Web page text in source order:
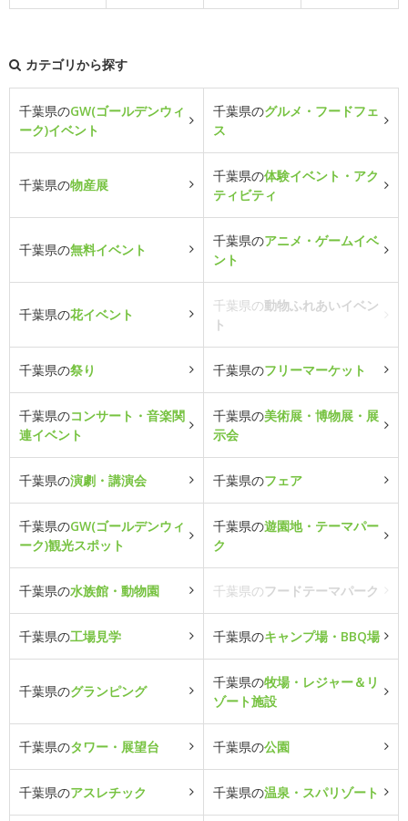
カテゴリから探す
千葉県のGW(ゴールデンウィ
ーク)イベント
千葉県のグルメ・フードフェ
ス
千葉県の物産展
千葉県の体験イベント・アク
ティビティ
千葉県の無料イベント
千葉県のアニメ・ゲームイベ
ント
千葉県の花イベント
千葉県の動物ふれあいイベン
ト
千葉県の祭り 千葉県のフリーマーケット
千葉県のコンサート・音楽関
連イベント
千葉県の美術展・博物展・展
示会
千葉県の演劇・講演会 千葉県のフェア
千葉県のGW(ゴールデンウィ
ーク)観光スポット
千葉県の遊園地・テーマパー
ク
千葉県の水族館・動物園 千葉県のフードテーマパーク
千葉県の工場見学 千葉県のキャンプ場・BBQ場
千葉県のグランピング
千葉県の牧場・レジャー＆リ
ゾート施設
千葉県のタワー・展望台 千葉県の公園
千葉県のアスレチック 千葉県の温泉・スパリゾート